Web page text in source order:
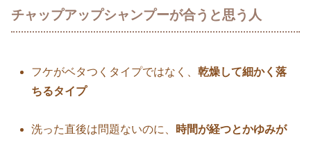
チャップアップシャンプーが合うと思う人
フケがベタつくタイプではなく、乾燥して細かく落
ちるタイプ
洗った直後は問題ないのに、 時間が経つとかゆみが